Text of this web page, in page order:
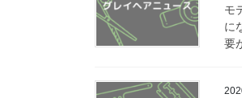
モ
に
要